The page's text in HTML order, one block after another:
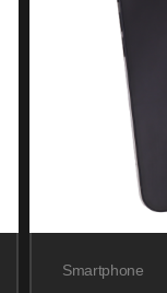
Smartphone